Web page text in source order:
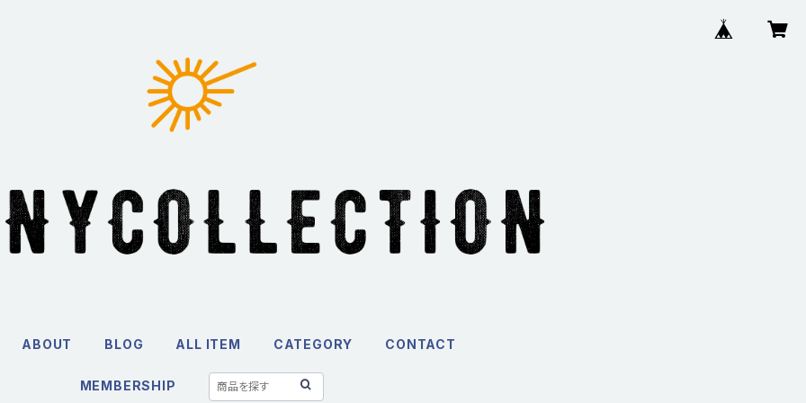
ABOUT BLOG ALL ITEM CATEGORY CONTACT
MEMBERSHIP